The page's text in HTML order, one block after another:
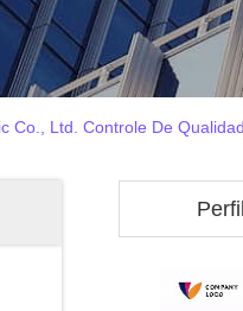
Co., Ltd. Controle De